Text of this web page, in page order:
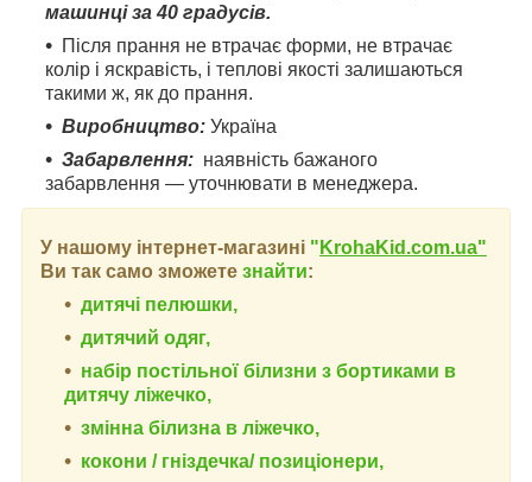
машинці за 40 градусів.
Після прання не втрачає форми, не втрачає
колір і яскравість, і теплові якості залишаються
такими ж, як до прання.
Виробництво: Україна
Забарвлення: наявність бажаного
забарвлення — уточнювати в менеджера.
У нашому інтернет-магазині " KrohaKid.com.ua"
Ви так само зможете знайти:
дитячі пелюшки,
дитячий одяг,
набір постільної білизни з бортиками в
дитячу ліжечко,
змінна білизна в ліжечко,
кокони / гніздечка/ позиціонери,